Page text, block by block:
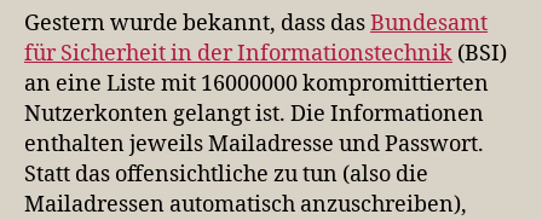
der
Lenkung
von
Gestern wurde bekannt, dass dasBundesamt
für Sicherheit in der Informationstechnik (BSI)
an eine Liste mit 16000000 kompromittierten
Nutzerkonten gelangt ist. Die Informationen
enthalten jeweils Mailadresse und Passwort.
Statt das offensichtliche zu tun (also die
Mailadressen automatisch anzuschreiben),